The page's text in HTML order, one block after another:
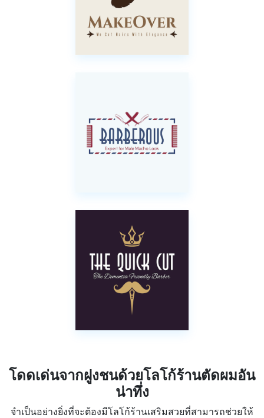
โดดเด่นจากฝูงชนด้วยโลโก้ร้านตัดผมอัน
น่าทึ่ง
จำเป็นอย่างยิ่งที่จะต้องมีโลโก้ร้านเสริมสวยที่สามารถช่วยให้